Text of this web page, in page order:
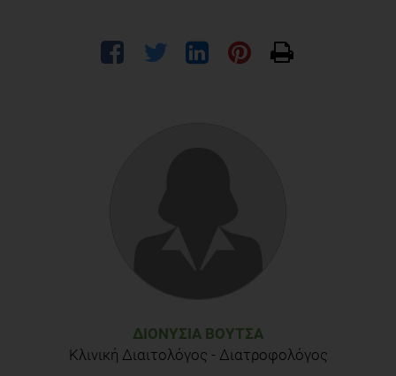
ΔΙΟΝΥΣΊΑ ΒΟΥΤΣΆ
Κλινική Διαιτολόγος - Διατροφολόγος